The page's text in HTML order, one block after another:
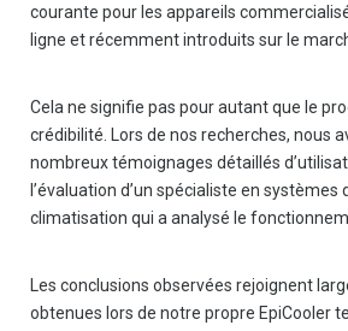
courante pour les appareils
ligne et récemment introduits sur le
Cela ne signifie pas pour autant que le
crédibilité. Lors de nos recherches, nous
nombreux témoignages détaillés
l’évaluation d’un spécialiste en
climatisation qui a analysé le
Les conclusions observées rejoignent
obtenues lors de notre propre EpiCooler